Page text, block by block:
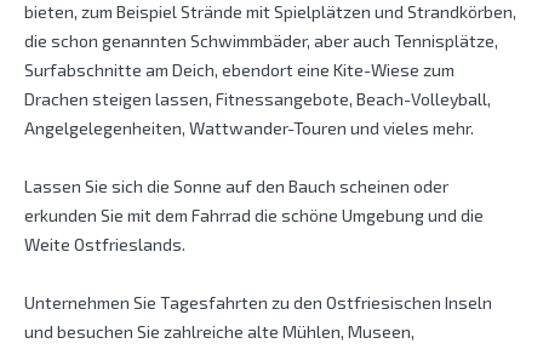
bieten, zum Beispiel Strände mit Spielplätzen und Strandkörben,
die schon genannten Schwimmbäder, aber auch Tennisplätze,
Surfabschnitte am Deich, ebendort eine Kite-Wiese zum
Drachen steigen lassen, Fitnessangebote, Beach-Volleyball,
Angelgelegenheiten, Wattwander-Touren und vieles mehr.
Lassen Sie sich die Sonne auf den Bauch scheinen oder
erkunden Sie mit dem Fahrrad die schöne Umgebung und die
Weite Ostfrieslands.
Unternehmen Sie Tagesfahrten zu den Ostfriesischen Inseln
und besuchen Sie zahlreiche alte Mühlen, Museen,